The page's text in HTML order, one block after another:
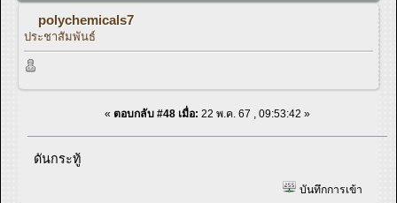
polychemicals7
ประชาสัมพันธ์
« ตอบกลับ #48 เมื่อ: 22 พ.ค. 67 , 09:53:42 »
ดันกระทู้
บันทึกการเข้า